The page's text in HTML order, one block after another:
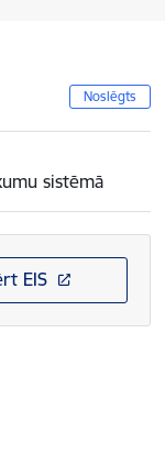
Noslēgts
sistēmā
EIS